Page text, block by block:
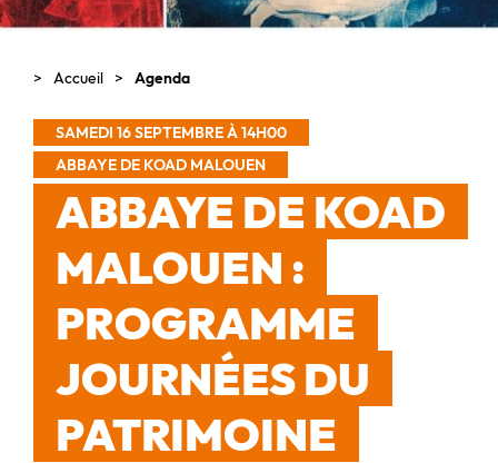
Accueil Agenda
SAMEDI 16 SEPTEMBRE À 14H00
ABBAYE DE KOAD MALOUEN
ABBAYE DE KOAD
MALOUEN :
PROGRAMME
JOURNÉES DU
PATRIMOINE